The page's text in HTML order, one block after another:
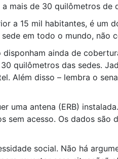
mais de 30 quilômetros de
a 15 mil habitantes, é um
em todo o mundo, não
ainda de
quilômetros das sedes.
Além disso – lembra o
uma antena (ERB)
acesso. Os dados são
social. Não há